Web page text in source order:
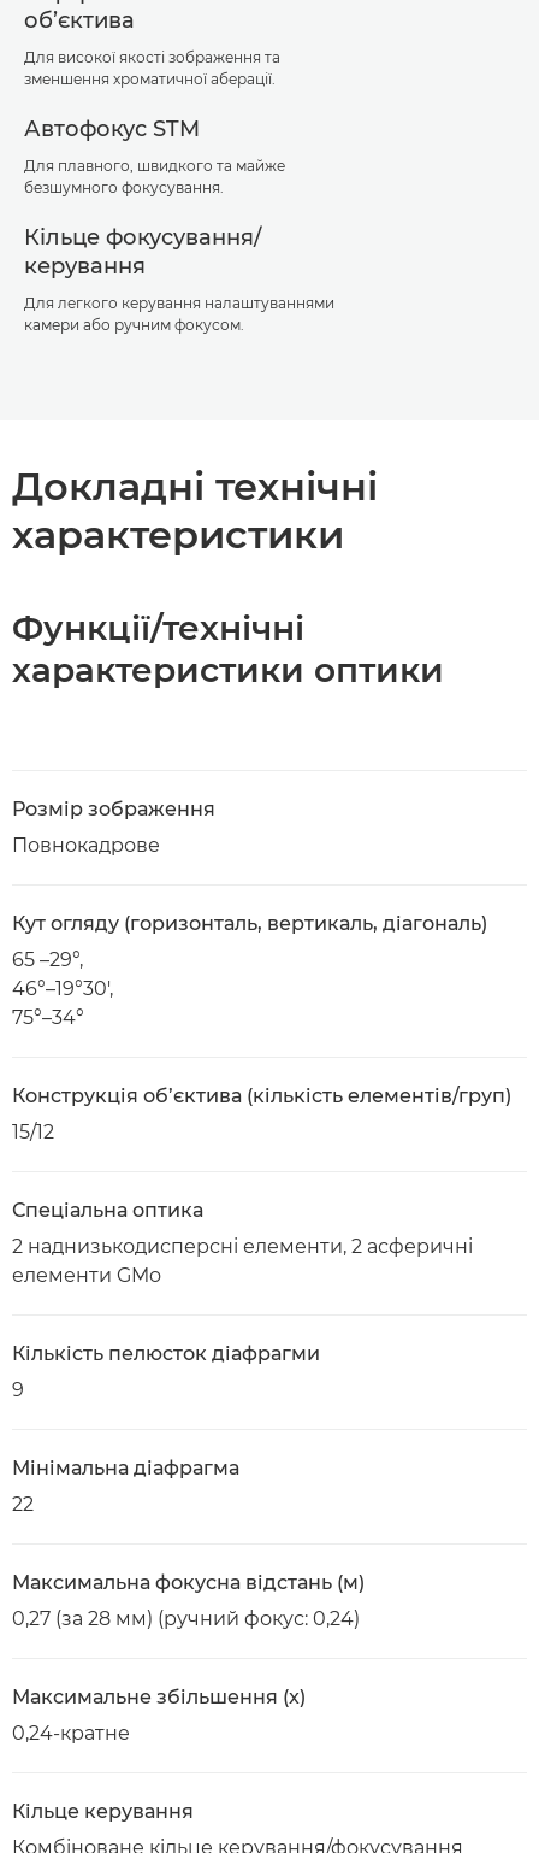
об’єктива
Для високої якості зображення та
зменшення хроматичної аберації.
Автофокус STM
Для плавного, швидкого та майже
безшумного фокусування.
Кільце фокусування/
керування
Для легкого керування налаштуваннями
камери або ручним фокусом.
Докладні технічні
характеристики
Функції/технічні
характеристики оптики
Розмір зображення
Повнокадрове
Кут огляду (горизонталь, вертикаль, діагональ)
65 –29°,
46°–19°30',
75°–34°
Конструкція об’єктива (кількість елементів/груп)
15/12
Спеціальна оптика
2 наднизькодисперсні елементи, 2 асферичні
елементи GMo
Кількість пелюсток діафрагми
9
Мінімальна діафрагма
22
Максимальна фокусна відстань (м)
0,27 (за 28 мм) (ручний фокус: 0,24)
Максимальне збільшення (x)
0,24-кратне
Кільце керування
Комбіноване кільце керування/фокусування